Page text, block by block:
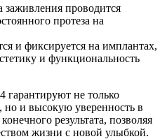
проводится
протеза на
и фиксируется на имплантах,
и функциональность
не только
но и высокую уверенность в
результата, позволяя
жизни с новой улыбкой.